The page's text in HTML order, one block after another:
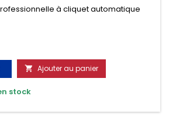
à cliquet automatique
soudés en J en 2 parties (2.0M +
et rapide d'utilisation. Permet
vos chargements pendant le
très résistante aux UV et aux
n'absorbe pas l'eau.
 Ajouter au panier
stock